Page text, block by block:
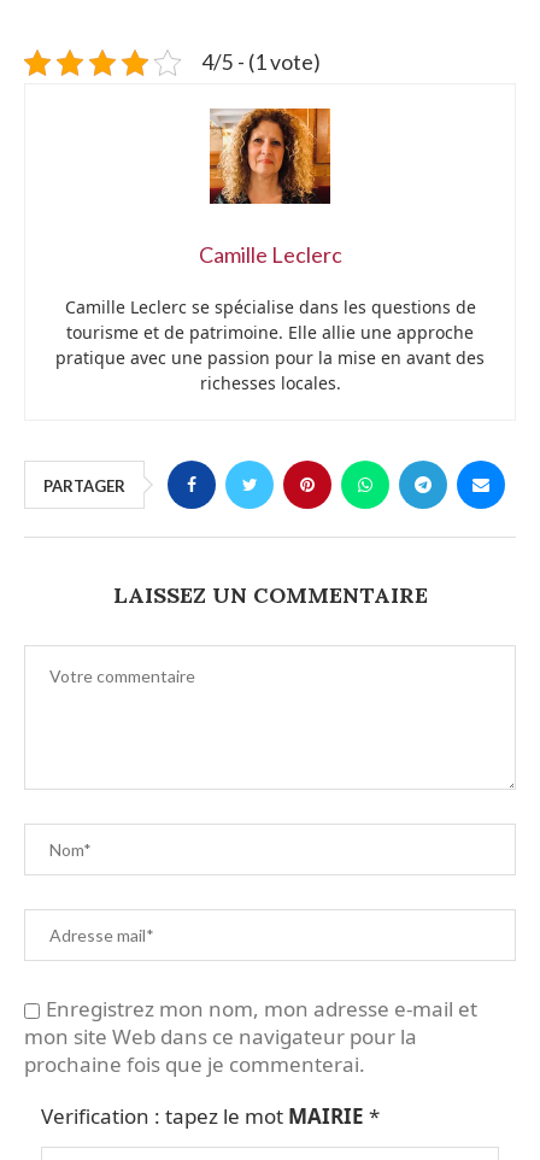
4/5 - (1 vote)
Camille Leclerc
Camille Leclerc se spécialise dans les questions de
tourisme et de patrimoine. Elle allie une approche
pratique avec une passion pour la mise en avant des
richesses locales.
PARTAGER
LAISSEZ UN COMMENTAIRE
Enregistrez mon nom, mon adresse e-mail et
mon site Web dans ce navigateur pour la
prochaine fois que je commenterai.
Verification : tapez le mot MAIRIE *